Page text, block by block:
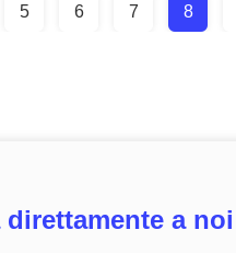
5 6 7 8
a noi